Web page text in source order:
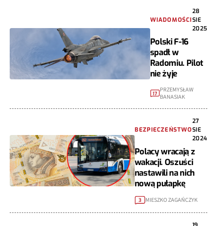
WIADOMOŚCI
28
SIE
2025
Polski F-16
spadł w
Radomiu. Pilot
nie żyje
17 PRZEMYSŁAW
BANASIAK
BEZPIECZEŃSTWO
27
SIE
2024
Polacy wracają z
wakacji. Oszuści
nastawili na nich
nową pułapkę
3 MIESZKO ZAGAŃCZYK